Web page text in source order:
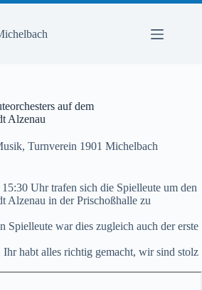
auf dem
Alzenau
, Turnverein 1901 Michelbach
Uhr trafen sich die Spielleute um den
Alzenau in der Prischoßhalle zu
Spielleute war dies zugleich auch der erste
habt alles richtig gemacht, wir sind stolz